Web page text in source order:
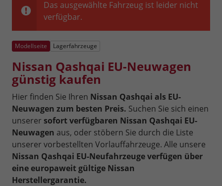
Das ausgewählte Fahrzeug ist leider nicht
verfügbar.
Modellseite Lagerfahrzeuge
Nissan Qashqai EU-Neuwagen
günstig kaufen
Hier finden Sie Ihren Nissan Qashqai als EU-
Neuwagen zum besten Preis. Suchen Sie sich einen
unserer sofort verfügbaren Nissan Qashqai EU-
Neuwagen aus, oder stöbern Sie durch die Liste
unserer vorbestellten Vorlauffahrzeuge. Alle unsere
Nissan Qashqai EU-Neufahrzeuge verfügen über
eine europaweit gültige Nissan
Herstellergarantie.